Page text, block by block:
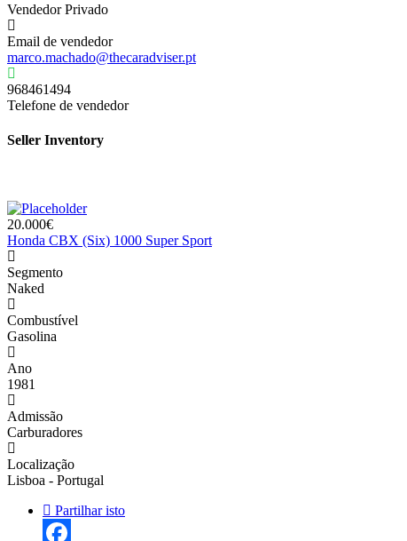
Vendedor Privado
Email de vendedor
marco.machado@thecaradviser.pt
968461494
Telefone de vendedor
Seller Inventory
20.000€
Honda CBX (Six) 1000 Super Sport
Segmento
Naked
Combustível
Gasolina
Ano
1981
Admissão
Carburadores
Localização
Lisboa - Portugal
Partilhar isto